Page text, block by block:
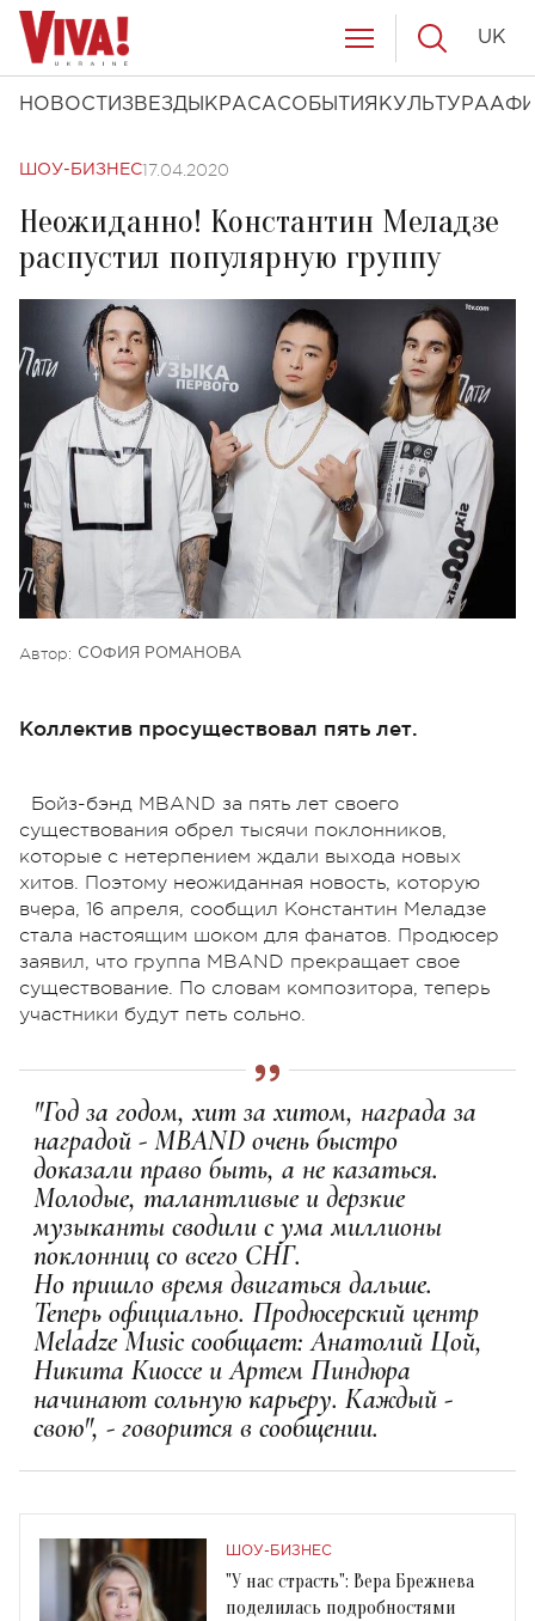
НОВОСТИ ЗВЕЗДЫ КРАСАСОБЫТИЯ КУЛЬТУРА
UK
ШОУ-БИЗНЕС17.04.2020
Неожиданно! Константин Меладзе
распустил популярную группу
Автор: СОФИЯ РОМАНОВА
Коллектив просуществовал пять лет.
Бойз-бэнд MBAND за пять лет своего
существования обрел тысячи поклонников,
которые с нетерпением ждали выхода новых
хитов. Поэтому неожиданная новость, которую
вчера, 16 апреля, сообщил Константин Меладзе
стала настоящим шоком для фанатов. Продюсер
заявил, что группа MBAND прекращает свое
существование. По словам композитора, теперь
участники будут петь сольно.
"Год за годом, хит за хитом, награда за
наградой - MBAND очень быстро
доказали право быть, а не казаться.
Молодые, талантливые и дерзкие
музыканты сводили с ума миллионы
поклонниц со всего СНГ.
Но пришло время двигаться дальше.
Теперь официально. Продюсерский центр
Meladze Music сообщает: Анатолий Цой,
Никита Киоссе и Артем Пиндюра
начинают сольную карьеру. Каждый -
свою", - говорится в сообщении.
ШОУ-БИЗНЕС
"У нас страсть": Вера Брежнева
поделилась подробностями